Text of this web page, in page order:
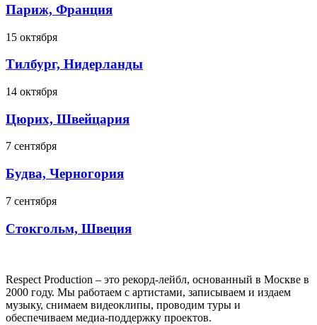
Париж, Франция
15 октября
Тилбург, Нидерланды
14 октября
Цюрих, Швейцария
7 сентября
Будва, Черногория
7 сентября
Стокгольм, Швеция
Respect Production – это рекорд-лейбл, основанный в Москве в
2000 году. Мы работаем с артистами, записываем и издаем
музыку, снимаем видеоклипы, проводим туры и
обеспечиваем медиа-поддержку проектов.